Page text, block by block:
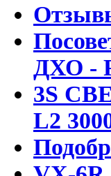
ДХО -
3S
L2